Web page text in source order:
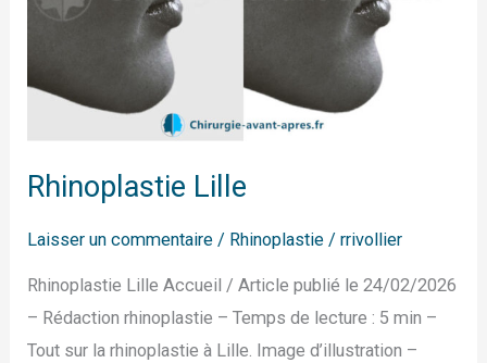
Rhinoplastie Lille
Laisser un commentaire / Rhinoplastie /rrivollier
Rhinoplastie Lille Accueil / Article publié le 24/02/2026
– Rédaction rhinoplastie – Temps de lecture : 5 min –
Tout sur la rhinoplastie à Lille. Image d’illustration –